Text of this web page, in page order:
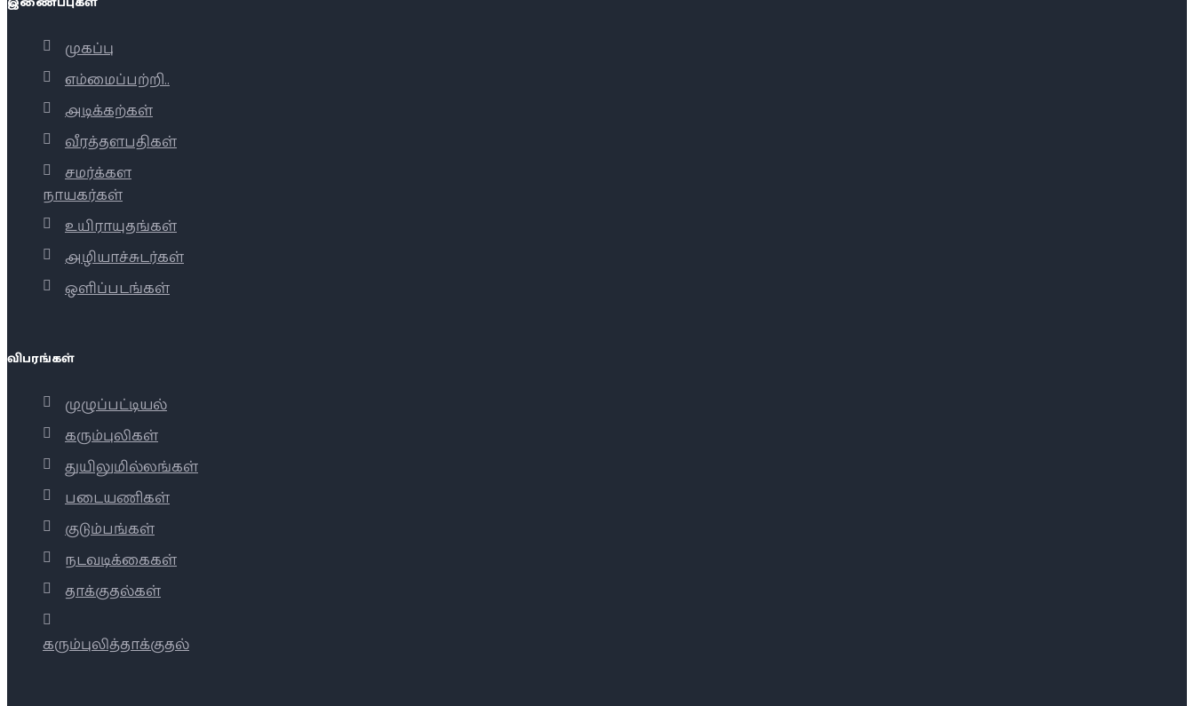
முகப்பு
எம்மைப்பற்றி..
அடிக்கற்கள்
வீரத்தளபதிகள்
சமர்க்கள
நாயகர்கள்
உயிராயுதங்கள்
அழியாச்சுடர்கள்
ஒளிப்படங்கள்
விபரங்கள்
முழுப்பட்டியல்
கரும்புலிகள்
துயிலுமில்லங்கள்
படையணிகள்
குடும்பங்கள்
நடவடிக்கைகள்
தாக்குதல்கள்
கரும்புலித்தாக்குதல்